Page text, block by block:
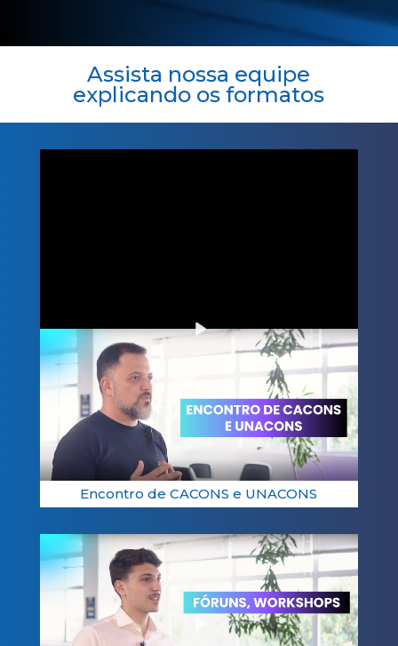
Assista nossa equipe
explicando os formatos
01:09
Encontro de CACONS e UNACONS